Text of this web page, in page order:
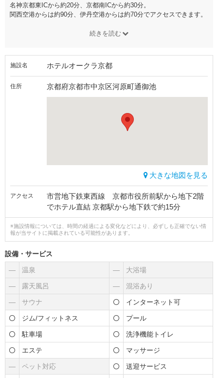
名神京都東ICから約20分、京都南ICから約30分。
関西空港からは約90分、伊丹空港からは約70分でアクセスできます。
続きを読む
施設名 ホテルオークラ京都
住所 京都府京都市中京区河原町通御池
大きな地図を見る
アクセス
市営地下鉄東西線 京都市役所前駅から地下2階
でホテル直結 京都駅から地下鉄で約15分
※施設情報については、時間の経過による変化などにより、必ずしも正確でない情
報が当サイトに掲載されている可能性があります。
設備・サービス
― 温泉 ― 大浴場
― 露天風呂 ― 混浴あり
― サウナ インターネット可
ジム/フィットネス プール
駐車場 洗浄機能トイレ
エステ マッサージ
― ペット対応 送迎サービス